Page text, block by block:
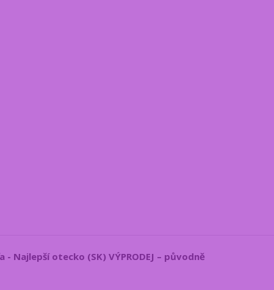
Najlepší otecko (SK) VÝPRODEJ – původně